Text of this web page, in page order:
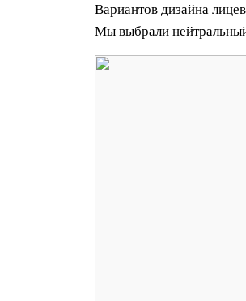
Вариантов дизайна
Мы выбрали